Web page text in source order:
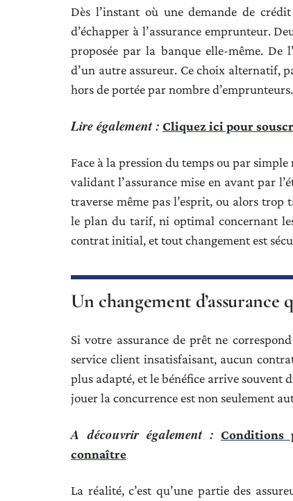
Dès l’instant où une demande de
d’échapper à l’assurance emprunteur.
proposée par la banque elle-même. De
d’un autre assureur. Ce choix alternatif,
hors de portée par nombre d’emprunteurs.
Lire également : Cliquez ici pour
Face à la pression du temps ou par
validant l’assurance mise en avant par
traverse même pas l’esprit, ou alors
le plan du tarif, ni optimal concernant
contrat initial, et tout changement est
Un changement
Si votre assurance de prêt ne
service client insatisfaisant, aucun
plus adapté, et le bénéfice arrive souvent
jouer la concurrence est non seulement
A découvrir également :
connaître
La réalité, c’est qu’une partie des